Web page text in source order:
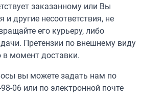
заказанному или Вы
другие несоответствия, не
его курьеру, либо
Претензии по внешнему виду
момент доставки.
вы можете задать нам по
06 или по электронной почте